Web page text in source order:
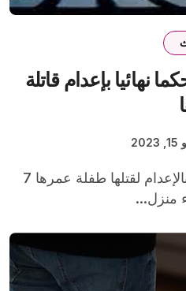
نهائيا بإعدام قاتلة
منزل...